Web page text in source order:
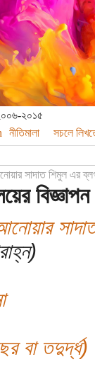
২০১৫
নীতিমালা সচলে
সাদাত শিমুল এর
বিজ্ঞাপন
বা তদুর্দ্ধ)